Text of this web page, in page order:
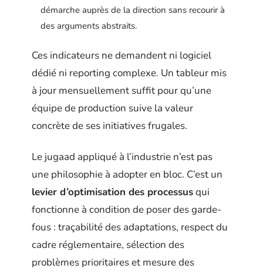
démarche auprès de la direction sans recourir à
des arguments abstraits.
Ces indicateurs ne demandent ni logiciel
dédié ni reporting complexe. Un tableur mis
à jour mensuellement suffit pour qu’une
équipe de production suive la valeur
concrète de ses initiatives frugales.
Le jugaad appliqué à l’industrie n’est pas
une philosophie à adopter en bloc. C’est un
levier d’optimisation des processusqui
fonctionne à condition de poser des garde-
fous : traçabilité des adaptations, respect du
cadre réglementaire, sélection des
problèmes prioritaires et mesure des